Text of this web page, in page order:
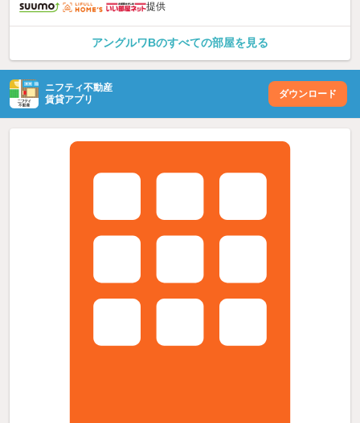
提供
アングルワBのすべての部屋を見る
ニフティ不動産
賃貸アプリ
ダウンロード